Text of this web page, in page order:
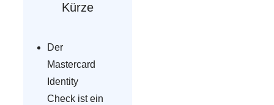
Kürze
Der
Mastercard
Identity
Check ist ein